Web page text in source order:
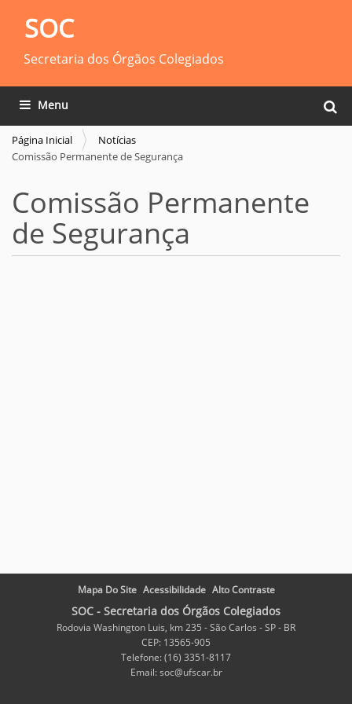
SOC
Secretaria dos Órgãos Colegiados
Busca
Toggle navigation
Página Inicial
Notícias
Comissão Permanente de Segurança
Comissão Permanente
de Segurança
Mapa Do Site Acessibilidade Alto Contraste
SOC - Secretaria dos Órgãos Colegiados
Rodovia Washington Luis, km 235 - São Carlos - SP - BR
CEP: 13565-905
Telefone: (16) 3351-8117
Email: soc@ufscar.br